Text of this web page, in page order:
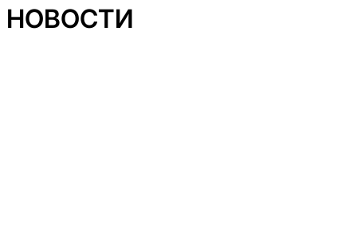
НОВОСТИ